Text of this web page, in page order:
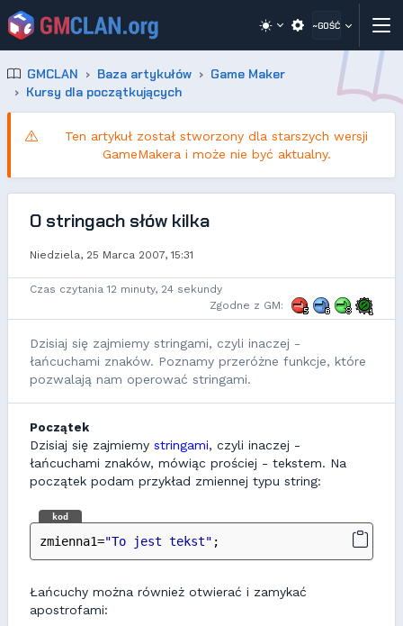
~GOŚĆ
GMCLAN Baza artykułów
Game Maker
Kursy dla początkujących
Ten artykuł został stworzony dla starszych wersji
GameMakera i może nie być aktualny.
O stringach słów kilka
Niedziela, 25 Marca 2007, 15:31
Czas czytania 12 minuty, 24 sekundy
Zgodne z GM:
Dzisiaj się zajmiemy stringami, czyli inaczej -
łańcuchami znaków. Poznamy przeróżne funkcje, które
pozwalają nam operować stringami.
Początek
Dzisiaj się zajmiemy stringami, czyli inaczej -
łańcuchami znaków, mówiąc prościej - tekstem. Na
początek podam przykład zmiennej typu string:
kod
zmienna1="To jest tekst" ;
Łańcuchy można również otwierać i zamykać
apostrofami: